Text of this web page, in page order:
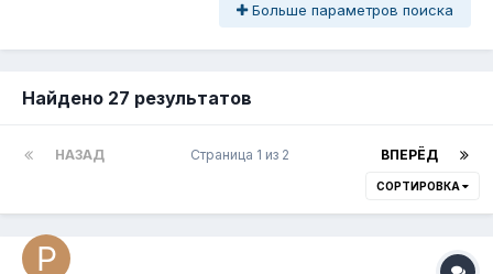
Больше параметров поиска
Найдено 27 результатов
НАЗАД ВПЕРЁД
Страница 1 из 2
СОРТИРОВКА